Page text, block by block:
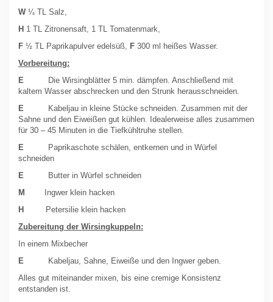
W ¼ TL Salz,
H 1 TL Zitronensaft, 1 TL Tomatenmark,
F ½ TL Paprikapulver edelsüß, F 300 ml heißes Wasser.
Vorbereitung:
E Die Wirsingblätter 5 min. dämpfen. Anschließend mit
kaltem Wasser abschrecken und den Strunk herausschneiden.
E Kabeljau in kleine Stücke schneiden. Zusammen mit der
Sahne und den Eiweißen gut kühlen. Idealerweise alles zusammen
für 30 – 45 Minuten in die Tiefkühltruhe stellen.
E Paprikaschote schälen, entkernen und in Würfel
schneiden
E Butter in Würfel schneiden
M Ingwer klein hacken
H Petersilie klein hacken
Zubereitung der Wirsingkuppeln:
In einem Mixbecher
E Kabeljau, Sahne, Eiweiße und den Ingwer geben.
Alles gut miteinander mixen, bis eine cremige Konsistenz
entstanden ist.